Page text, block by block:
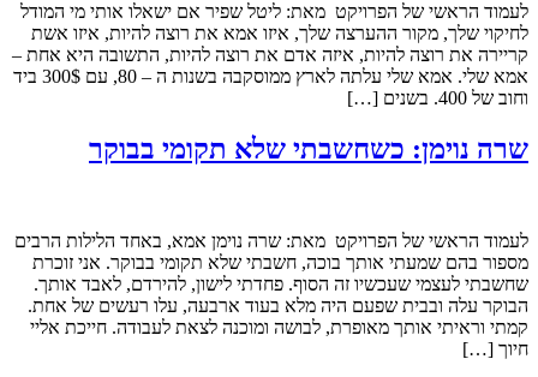
לעמוד הראשי של הפרויקט מאת: ליטל שפיר אם ישאלו אותי מי המודל
לחיקוי שלך, מקור ההערצה שלך, איזו אמא את רוצה להיות, איזו אשת
קריירה את רוצה להיות, איזה אדם את רוצה להיות, התשובה היא אחת –
אמא שלי. אמא שלי עלתה לארץ ממוסקבה בשנות ה – 80, עם 300$ ביד
וחוב של 400. בשנים […]
שרה נוימן: כשחשבתי שלא תקומי בבוקר
לעמוד הראשי של הפרויקט מאת: שרה נוימן אמא, באחד הלילות הרבים
מספור בהם שמעתי אותך בוכה, חשבתי שלא תקומי בבוקר. אני זוכרת
שחשבתי לעצמי שעכשיו זה הסוף. פחדתי לישון, להירדם, לאבד אותך.
הבוקר עלה ובבית שפעם היה מלא בעוד ארבעה, עלו רעשים של אחת.
קמתי וראיתי אותך מאופרת, לבושה ומוכנה לצאת לעבודה. חייכת אליי
חיוך […]